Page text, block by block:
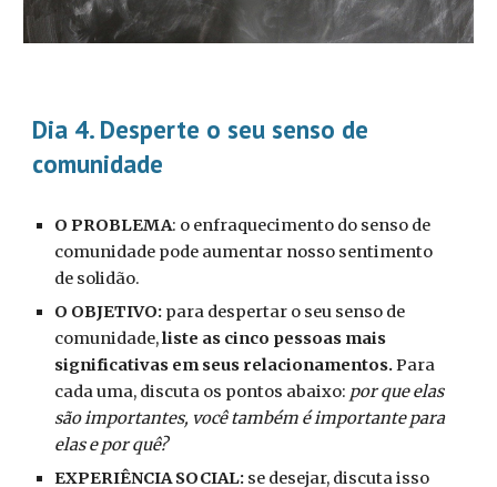
Dia 4. Desperte o seu senso de
comunidade
O PROBLEMA: o enfraquecimento do senso de
comunidade pode aumentar nosso sentimento
de solidão.
O OBJETIVO: para despertar o seu senso de
comunidade,liste as cinco pessoas mais
significativas em seus relacionamentos.Para
cada uma, discuta os pontos abaixo: por que elas
são importantes, você também é importante para
elas e por quê?
EXPERIÊNCIA SOCIAL: se desejar, discuta isso